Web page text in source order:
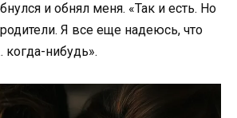
и обнял меня. «Так и есть. Но
Я все еще надеюсь, что
нибудь».